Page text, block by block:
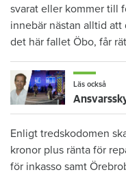
svarat eller kommer till
innebär nästan alltid att
det här fallet Öbo, får
Läs också
Enligt tredskodomen
kronor plus ränta för
för inkasso samt